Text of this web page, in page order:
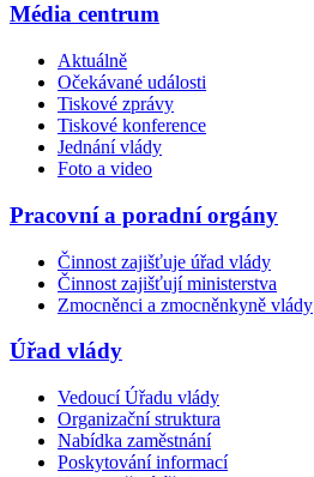
Média centrum
Aktuálně
Očekávané události
Tiskové zprávy
Tiskové konference
Jednání vlády
Foto a video
Pracovní a poradní orgány
Činnost zajišťuje úřad vlády
Činnost zajišťují ministerstva
Zmocněnci a zmocněnkyně vlády
Úřad vlády
Vedoucí Úřadu vlády
Organizační struktura
Nabídka zaměstnání
Poskytování informací